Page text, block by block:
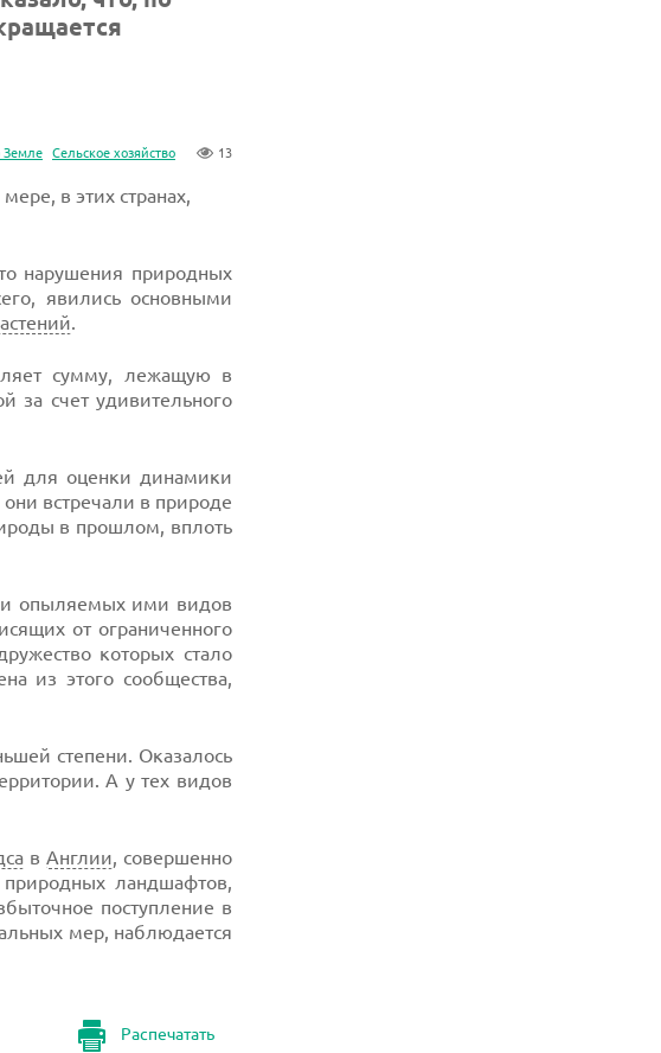
Земле Сельское хозяйство 13
в этих странах,
нарушения природных
явились основными
.
сумму, лежащую в
за счет удивительного
для оценки динамики
встречали в природе
в прошлом, вплоть
и опыляемых ими видов
от ограниченного
которых стало
из этого сообщества,
степени. Оказалось
А у тех видов
в Англии, совершенно
ландшафтов,
поступление в
мер, наблюдается
Распечатать